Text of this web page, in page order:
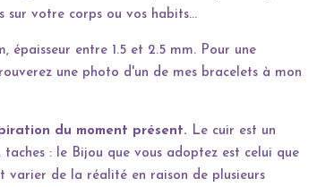
sur votre corps ou vos habits…
épaisseur entre 1.5 et 2.5 mm. Pour une
une photo d'un de mes bracelets à mon
du moment présent. Le cuir est un
: le Bijou que vous adoptez est celui que
varier de la réalité en raison de plusieurs